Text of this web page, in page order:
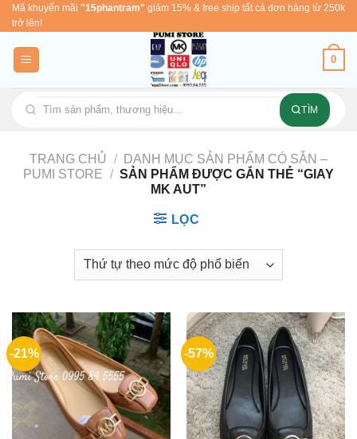
Skip
to
content
Mã khuyến mãi "15phantram" giảm 15% & free ship tất cả đơn hàng từ 250k
trở lên!
0
TÌM
TRANG CHỦ /
DANH MỤC SẢN PHẨM CÓ SẴN –
PUMI STORE / SẢN PHẨM ĐƯỢC GẮN THẺ “GIAY
MK AUT”
LỌC
-21% -57%